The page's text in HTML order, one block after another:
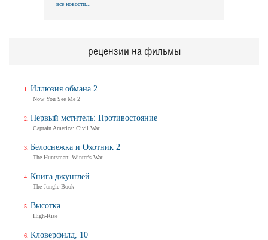
все новости...
рецензии на фильмы
Иллюзия обмана 2
Now You See Me 2
Первый мститель: Противостояние
Captain America: Civil War
Белоснежка и Охотник 2
The Huntsman: Winter's War
Книга джунглей
The Jungle Book
Высотка
High-Rise
Кловерфилд, 10